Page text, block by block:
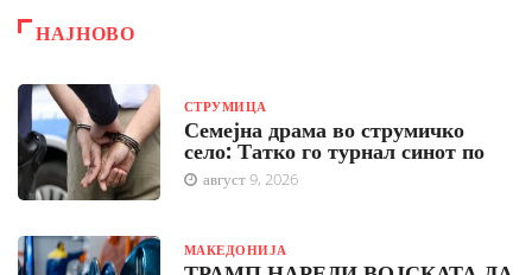
НАЈНОВО
СТРУМИЦА
Семејна драма во струмичко
село: Татко го турнал синот по
август 9, 2026
МАКЕДОНИЈА